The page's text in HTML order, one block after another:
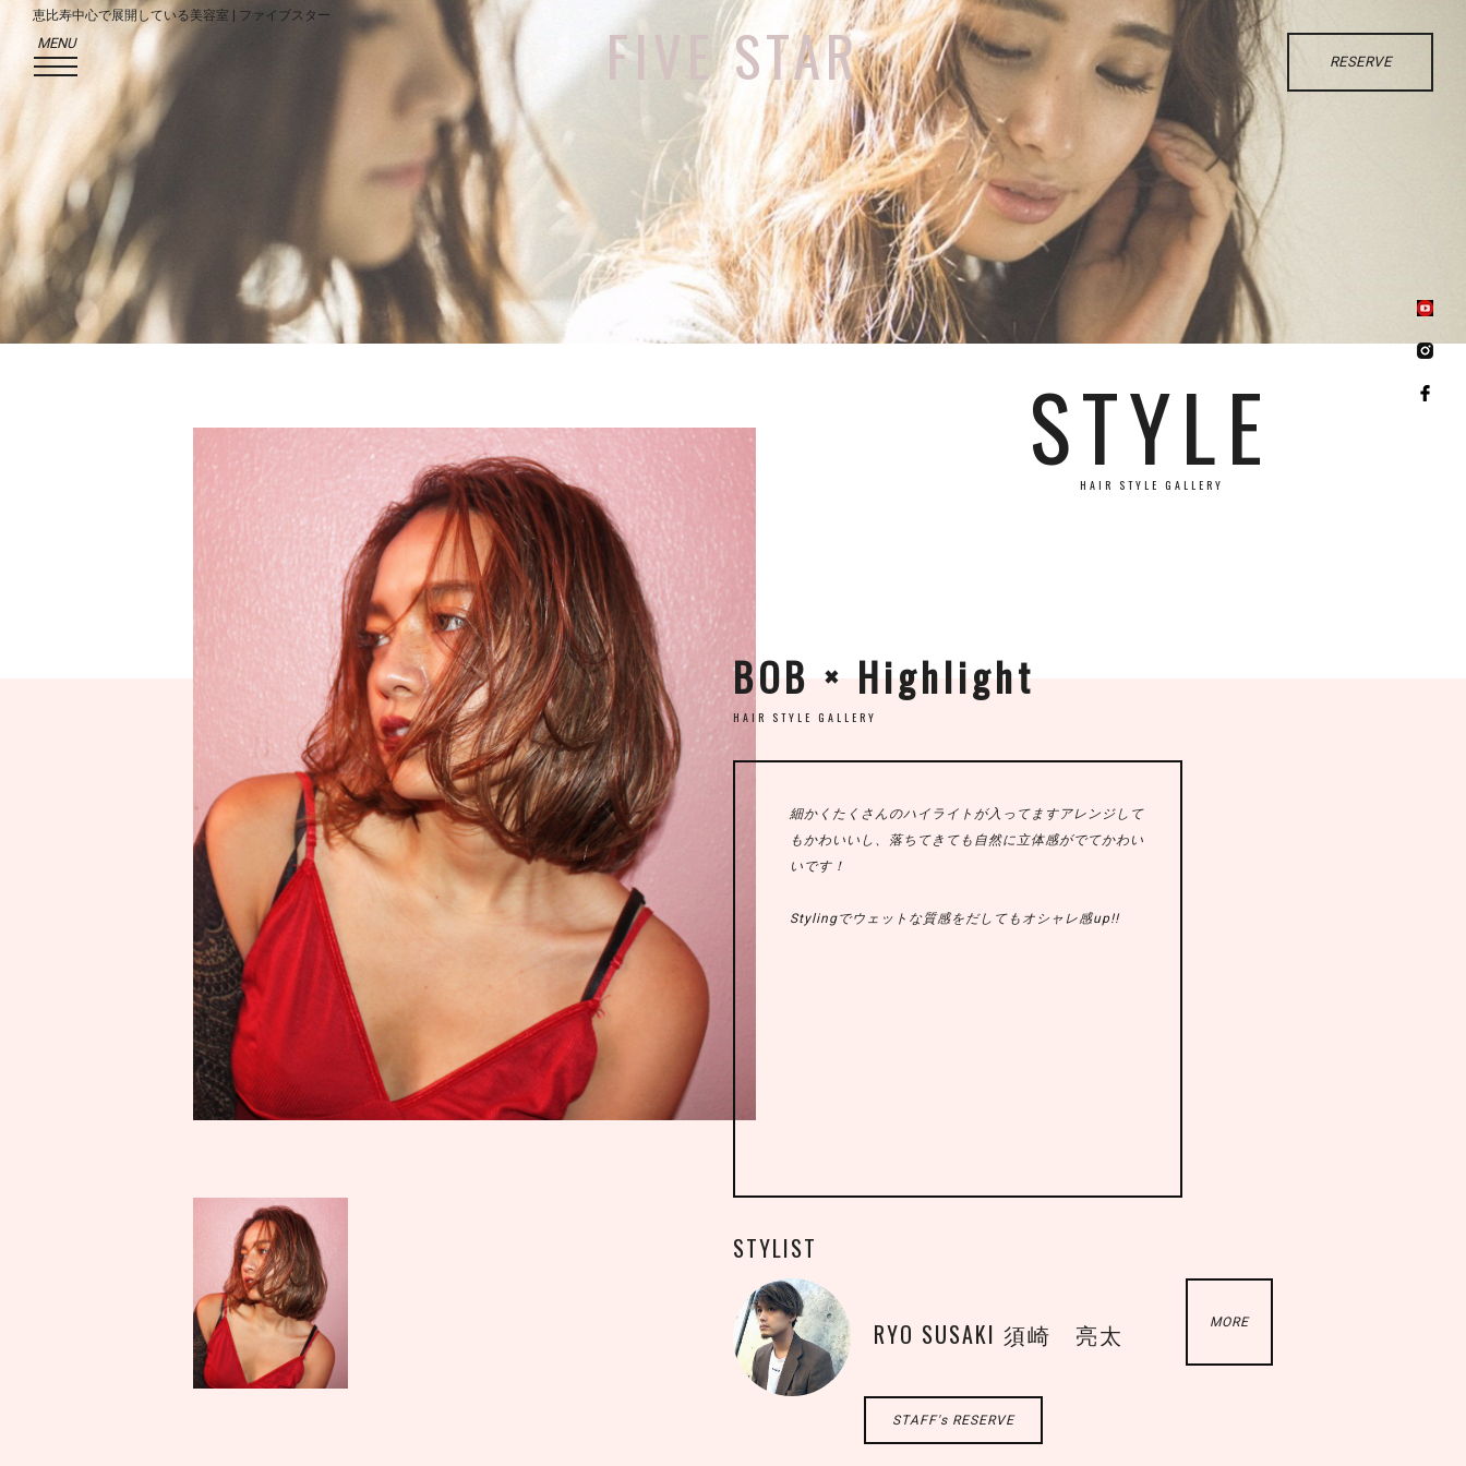
恵比寿中心で展開している美容室 | ファイブスター FIVE STAR RESERVE
MENU
STYLE
HAIR STYLE GALLERY
BOB × Highlight
HAIR STYLE GALLERY
細かくたくさんのハイライトが入ってますアレンジして
もかわいいし、落ちてきても自然に立体感がでてかわい
いです！
Stylingでウェットな質感をだしてもオシャレ感up!!
STYLIST
RYO SUSAKI 須崎 亮太 MORE
STAFF's RESERVE